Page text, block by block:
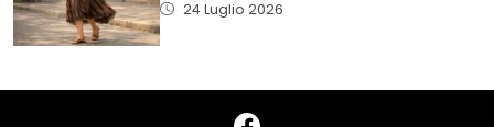
24 Luglio 2026